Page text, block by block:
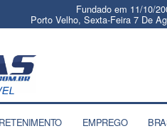
Fundado em 11/10/
Porto Velho, Sexta-Feira 7 De
EMPREGO